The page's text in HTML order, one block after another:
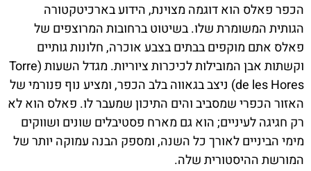
הכפר פאלס הוא דוגמה מצוינת, הידוע בארכיטקטורה
הגותית המשומרת שלו. בשיטוט ברחובות המרוצפים של
פאלס אתם מוקפים בבתים בצבע אוכרה, חלונות גותיים
וקשתות אבן המובילות לכיכרות ציוריות. מגדל השעות (Torre
de les Hores) ניצב בגאווה בלב הכפר, ומציע נוף פנורמי של
האזור הכפרי שמסביב והים התיכון שמעבר לו. פאלס הוא לא
רק חגיגה לעיניים; הוא גם מארח פסטיבלים שונים ושווקים
מימי הביניים לאורך כל השנה, ומספק הבנה עמוקה יותר של
המורשת ההיסטורית שלה.